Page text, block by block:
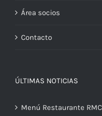
Área socios
Contacto
ÚLTIMAS NOTICIAS
Menú Restaurante